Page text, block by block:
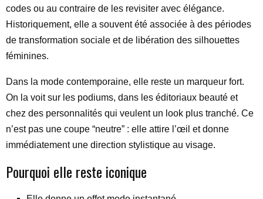
codes ou au contraire de les revisiter avec élégance.
Historiquement, elle a souvent été associée à des périodes
de transformation sociale et de libération des silhouettes
féminines.
Dans la mode contemporaine, elle reste un marqueur fort.
On la voit sur les podiums, dans les éditoriaux beauté et
chez des personnalités qui veulent un look plus tranché. Ce
n’est pas une coupe “neutre” : elle attire l’œil et donne
immédiatement une direction stylistique au visage.
Pourquoi elle reste iconique